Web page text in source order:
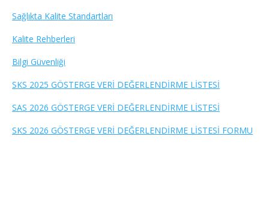
Sağlıkta Kalite Standartları
Kalite Rehberleri
Bilgi Güvenliği
SKS 2025 GÖSTERGE VERİ DEĞERLENDİRME LİSTESİ
SAS 2026 GÖSTERGE VERİ DEĞERLENDİRME LİSTESİ
SKS 2026 GÖSTERGE VERİ DEĞERLENDİRME LİSTESİ FORMU